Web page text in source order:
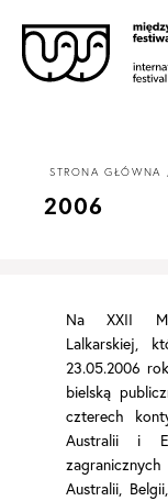
STRONA GŁÓWNA
2006
Na XXII
Lalkarskiej,
23.05.2006
bielską
czterech
Australii i
Australii,